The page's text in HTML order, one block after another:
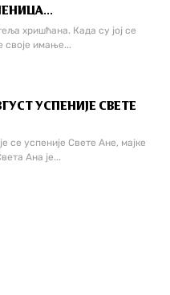
хришћана. Када су јој се
своје имање...
УСПЕНИЈЕ СВЕТЕ
се успеније Свете Ане, мајке
Ана је...